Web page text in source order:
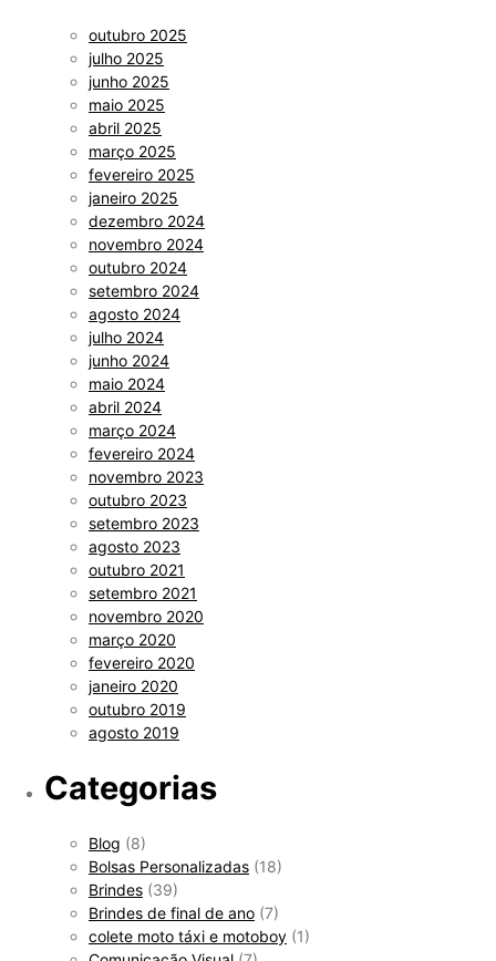
outubro 2025
julho 2025
junho 2025
maio 2025
abril 2025
março 2025
fevereiro 2025
janeiro 2025
dezembro 2024
novembro 2024
outubro 2024
setembro 2024
agosto 2024
julho 2024
junho 2024
maio 2024
abril 2024
março 2024
fevereiro 2024
novembro 2023
outubro 2023
setembro 2023
agosto 2023
outubro 2021
setembro 2021
novembro 2020
março 2020
fevereiro 2020
janeiro 2020
outubro 2019
agosto 2019
Categorias
Blog (8)
Bolsas Personalizadas (18)
Brindes (39)
Brindes de final de ano (7)
colete moto táxi e motoboy (1)